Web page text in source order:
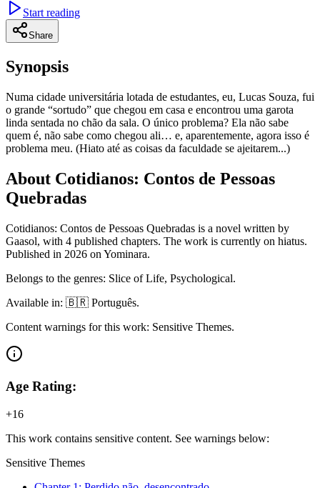
Start reading
Share
Synopsis
Numa cidade universitária lotada de estudantes, eu, Lucas Souza, fui
o grande “sortudo” que chegou em casa e encontrou uma garota
linda sentada no chão da sala. O único problema? Ela não sabe
quem é, não sabe como chegou ali… e, aparentemente, agora isso é
problema meu. (Hiato até as coisas da faculdade se ajeitarem...)
About Cotidianos: Contos de Pessoas
Quebradas
Cotidianos: Contos de Pessoas Quebradas is a novel written by
Gaasol, with 4 published chapters. The work is currently on hiatus.
Published in 2026 on Yominara.
Belongs to the genres: Slice of Life, Psychological.
Available in: 🇧🇷 Português.
Content warnings for this work: Sensitive Themes.
Age Rating:
+16
This work contains sensitive content. See warnings below:
Sensitive Themes